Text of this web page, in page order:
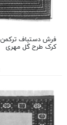
کرک طرح گل مهری